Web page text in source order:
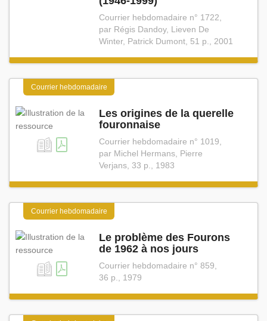
Courrier hebdomadaire n° 1722,
par Régis Dandoy, Lieven De
Winter, Patrick Dumont, 51 p., 2001
Courrier hebdomadaire
Les origines de la querelle
fouronnaise
Courrier hebdomadaire n° 1019,
par Michel Hermans, Pierre
Verjans, 33 p., 1983
Courrier hebdomadaire
Le problème des Fourons
de 1962 à nos jours
Courrier hebdomadaire n° 859,
36 p., 1979